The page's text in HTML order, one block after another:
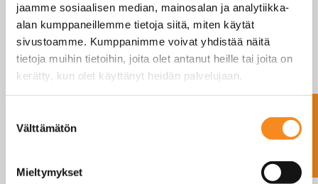
jaamme sosiaalisen median, mainosalan ja analytiikka-
alan kumppaneillemme tietoja siitä, miten käytät
sivustoamme. Kumppanimme voivat yhdistää näitä
tietoja muihin tietoihin, joita olet antanut heille tai joita on
kerätty, kun olet käyttänyt heidän palvelujaan.
valinta
Välttämätön
Mieltymykset
Atex punnitus
Dini Argeo vaa’at
Elicom Vaa’at
Eläinvaa’at
Haarukkavaunuvaa’at
Kosteusanalysaattorit
Kuivuri-/siilovaaka
Ota yhteyttä